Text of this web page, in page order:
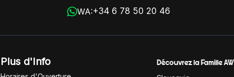
WA:+34 6 78 50 20 46
Plus d'Info Découvrez la Famille AW